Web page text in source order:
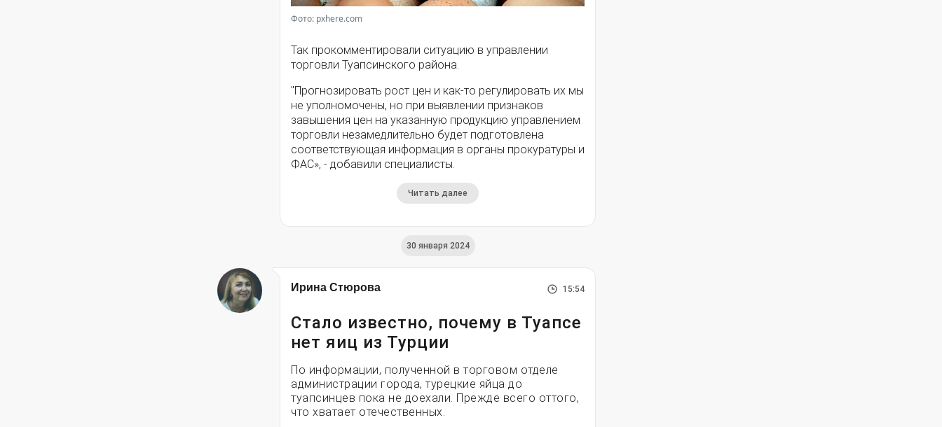
Фото: pxhere.com
Так прокомментировали ситуацию в управлении
торговли Туапсинского района.
"Прогнозировать рост цен и как-то регулировать их мы
не уполномочены, но при выявлении признаков
завышения цен на указанную продукцию управлением
торговли незамедлительно будет подготовлена
соответствующая информация в органы прокуратуры и
ФАС», - добавили специалисты.
Читать далее
30 января 2024
Ирина Стюрова 15:54
Стало известно, почему в Туапсе
нет яиц из Турции
По информации, полученной в торговом отделе
администрации города, турецкие яйца до
туапсинцев пока не доехали. Прежде всего оттого,
что хватает отечественных.